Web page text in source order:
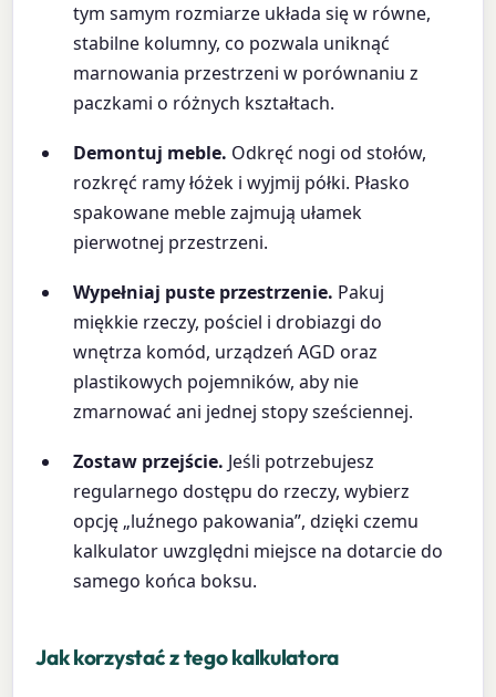
tym samym rozmiarze układa się w równe,
stabilne kolumny, co pozwala uniknąć
marnowania przestrzeni w porównaniu z
paczkami o różnych kształtach.
Demontuj meble. Odkręć nogi od stołów,
rozkręć ramy łóżek i wyjmij półki. Płasko
spakowane meble zajmują ułamek
pierwotnej przestrzeni.
Wypełniaj puste przestrzenie. Pakuj
miękkie rzeczy, pościel i drobiazgi do
wnętrza komód, urządzeń AGD oraz
plastikowych pojemników, aby nie
zmarnować ani jednej stopy sześciennej.
Zostaw przejście. Jeśli potrzebujesz
regularnego dostępu do rzeczy, wybierz
opcję „luźnego pakowania”, dzięki czemu
kalkulator uwzględni miejsce na dotarcie do
samego końca boksu.
Jak korzystać z tego kalkulatora